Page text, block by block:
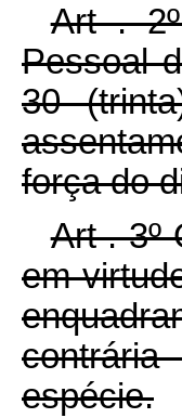
Art .
Pessoal
30
força do
Art . 3º
em
espécie.